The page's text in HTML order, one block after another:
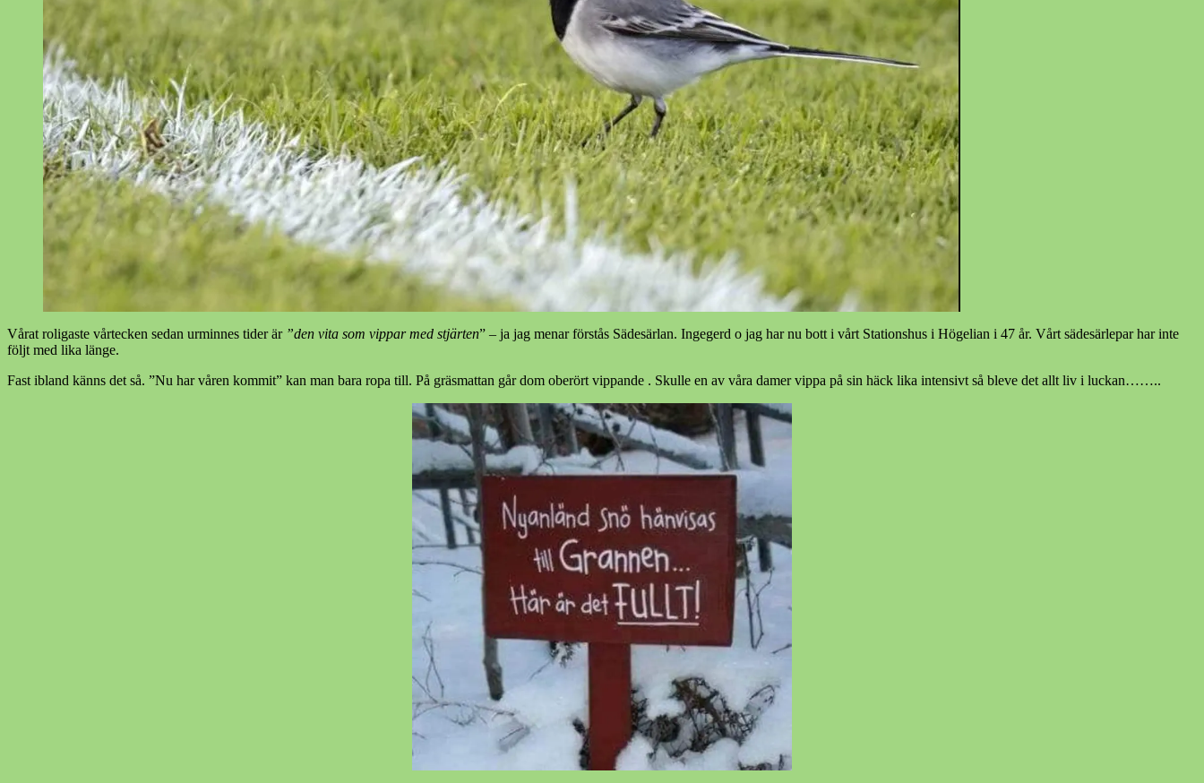
Vårat roligaste vårtecken sedan urminnes tider är ”den vita som vippar med stjärten” – ja jag menar förstås Sädesärlan. Ingegerd o jag har nu bott i vårt Stationshus i Högelian i 47 år. Vårt sädesärlepar har inte
följt med lika länge.
Fast ibland känns det så. ”Nu har våren kommit” kan man bara ropa till. På gräsmattan går dom oberört vippande . Skulle en av våra damer vippa på sin häck lika intensivt så bleve det allt liv i luckan……..